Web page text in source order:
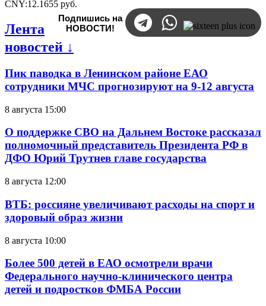
CNY:12.1655 руб.
Подпишись на
НОВОСТИ!
Лента
новостей ↓
Пик паводка в Ленинском районе ЕАО
сотрудники МЧС прогнозируют на 9-12 августа
8 августа 15:00
О поддержке СВО на Дальнем Востоке рассказал
полномочный представитель Президента РФ в
ДФО Юрий Трутнев главе государства
8 августа 12:00
ВТБ: россияне увеличивают расходы на спорт и
здоровый образ жизни
8 августа 10:00
Более 500 детей в ЕАО осмотрели врачи
Федерального научно-клинического центра
детей и подростков ФМБА России